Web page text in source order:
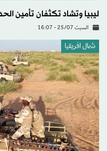
ليبيا وتشاد تكثفان تأمين
السبت 25/07 - 16:07
شمال افريقيا